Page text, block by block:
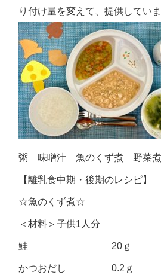
り付け量を変えて、提供していま
粥 味噌汁 魚のくず煮 野菜煮
【離乳食中期・後期のレシピ】
☆魚のくず煮☆
＜材料＞子供1人分
鮭 20ｇ
かつおだし 0.2ｇ